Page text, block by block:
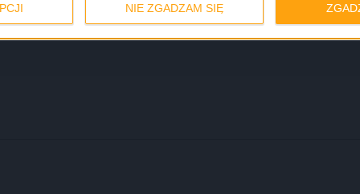
NIE ZGADZAM SIĘ